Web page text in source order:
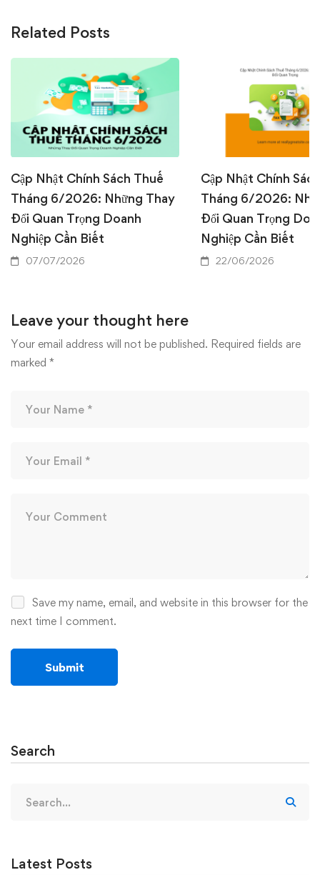
Related Posts
Cập Nhật Chính Sách Thuế
Tháng 6/2026: Những Thay
Đổi Quan Trọng Doanh
Nghiệp Cần Biết
07/07/2026
Cập Nhật Chính
Tháng 6/2026:
Đổi Quan Trọng
Nghiệp Cần Biết
22/06/2026
Leave your thought here
Your email address will not be published. Required fields are
marked *
Save my name, email, and website in this browser for the
next time I comment.
Search
for:
Latest Posts